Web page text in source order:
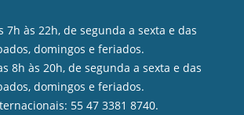
7h às 22h, de segunda a sexta e das
domingos e feriados.
8h às 20h, de segunda a sexta e das
domingos e feriados.
55 47 3381 8740.